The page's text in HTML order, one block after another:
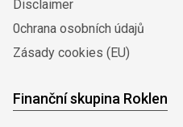
Disclaimer
0chrana osobních údajů
Zásady cookies (EU)
Finanční skupina Roklen